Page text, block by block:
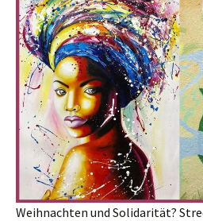
Weihnachten und Solidarität?